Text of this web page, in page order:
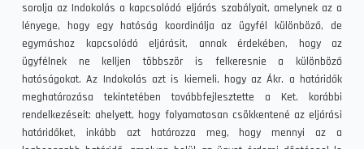
sorolja az Indokolás a kapcsolódó eljárás szabályait, amelynek az a
lényege, hogy egy hatóság koordinálja az ügyfél különböző, de
egymáshoz kapcsolódó eljárásit, annak érdekében, hogy az
ügyfélnek ne kelljen többször is felkeresnie a különböző
hatóságokat. Az Indokolás azt is kiemeli, hogy az Ákr. a határidők
meghatározása tekintetében továbbfejlesztette a Ket. korábbi
rendelkezéseit: ahelyett, hogy folyamatosan csökkentené az eljárási
határidőket, inkább azt határozza meg, hogy mennyi az a